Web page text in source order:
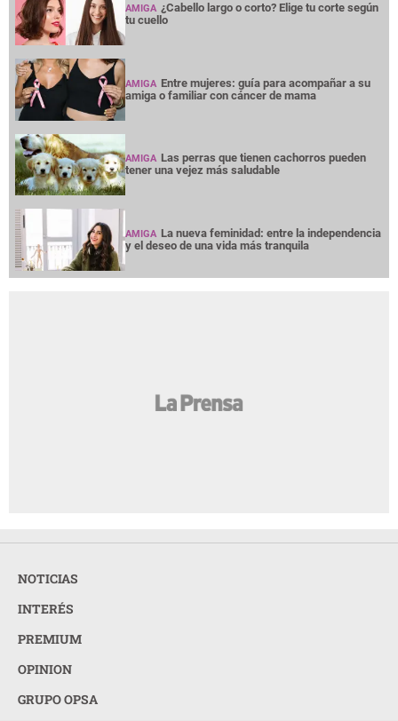
AMIGA ¿Cabello largo o corto? Elige tu corte según
tu cuello
AMIGA Entre mujeres: guía para acompañar a su
amiga o familiar con cáncer de mama
AMIGA Las perras que tienen cachorros pueden
tener una vejez más saludable
AMIGA La nueva feminidad: entre la independencia
y el deseo de una vida más tranquila
NOTICIAS
INTERÉS
PREMIUM
OPINION
GRUPO OPSA